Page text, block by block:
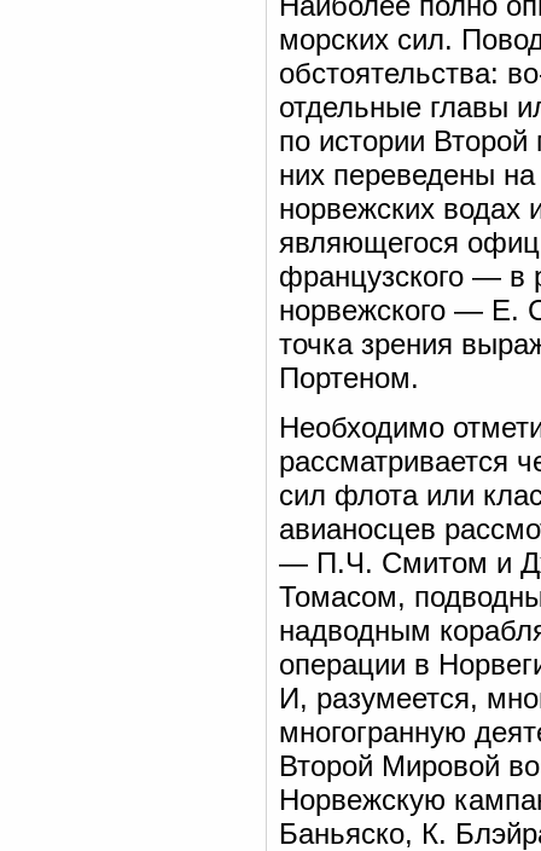
морских сил.
обстоятельства:
отдельные главы
по истории
них переведены
норвежских водах
являющегося
французского —
норвежского — Е.
точка зрения
Портеном.
Необходимо
рассматривается
сил флота или
авианосцев
— П.Ч. Смитом и
Томасом,
надводным
операции в
И, разумеется,
многогранную
Второй Мировой
Норвежскую
Баньяско, К.